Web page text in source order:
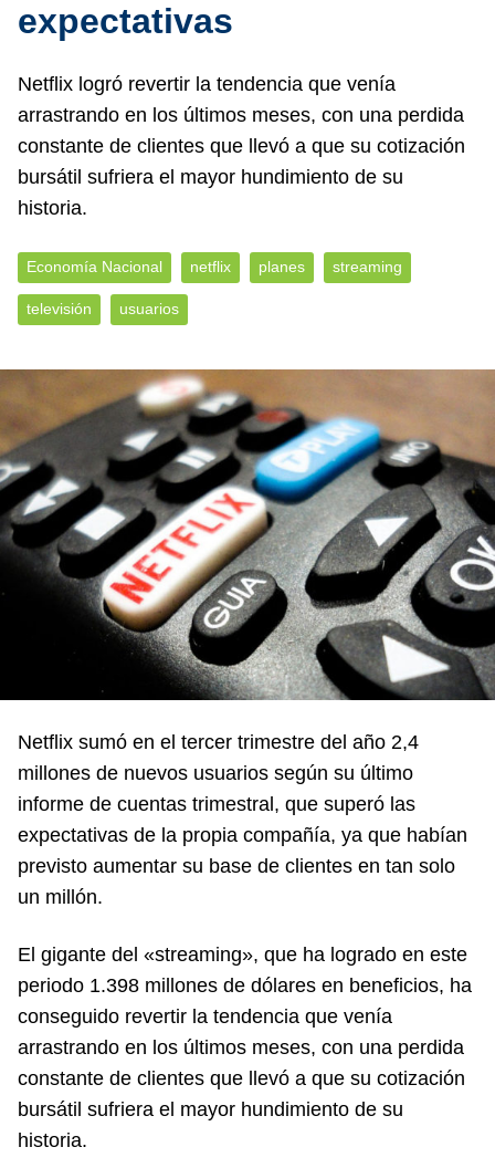
expectativas
Netflix logró revertir la tendencia que venía
arrastrando en los últimos meses, con una perdida
constante de clientes que llevó a que su cotización
bursátil sufriera el mayor hundimiento de su
historia.
Economía Nacional netflix planes streaming
televisión usuarios
Netflix sumó en el tercer trimestre del año 2,4
millones de nuevos usuarios según su último
informe de cuentas trimestral, que superó las
expectativas de la propia compañía, ya que habían
previsto aumentar su base de clientes en tan solo
un millón.
El gigante del «streaming», que ha logrado en este
periodo 1.398 millones de dólares en beneficios, ha
conseguido revertir la tendencia que venía
arrastrando en los últimos meses, con una perdida
constante de clientes que llevó a que su cotización
bursátil sufriera el mayor hundimiento de su
historia.